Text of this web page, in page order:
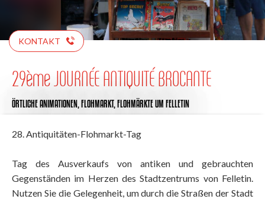
KONTAKT
29ème JOURNÉE ANTIQUITÉ BROCANTE
ÖRTLICHE ANIMATIONEN, FLOHMARKT, FLOHMÄRKTEUM FELLETIN
28. Antiquitäten-Flohmarkt-Tag
Tag des Ausverkaufs von antiken und gebrauchten
Gegenständen im Herzen des Stadtzentrums von Felletin.
Nutzen Sie die Gelegenheit, um durch die Straßen der Stadt